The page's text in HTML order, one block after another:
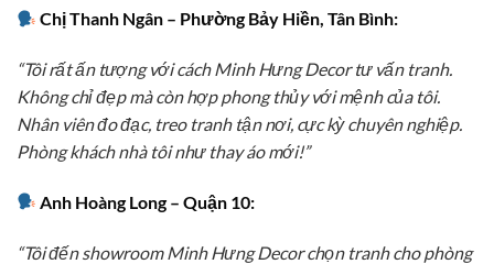
Chị Thanh Ngân – Phường Bảy Hiền, Tân Bình:
“Tôi rất ấn tượng với cách Minh Hưng Decor tư vấn tranh.
Không chỉ đẹp mà còn hợp phong thủy với mệnh của tôi.
Nhân viên đo đạc, treo tranh tận nơi, cực kỳ chuyên nghiệp.
Phòng khách nhà tôi như thay áo mới!”
Anh Hoàng Long – Quận 10:
“Tôi đến showroom Minh Hưng Decor chọn tranh cho phòng